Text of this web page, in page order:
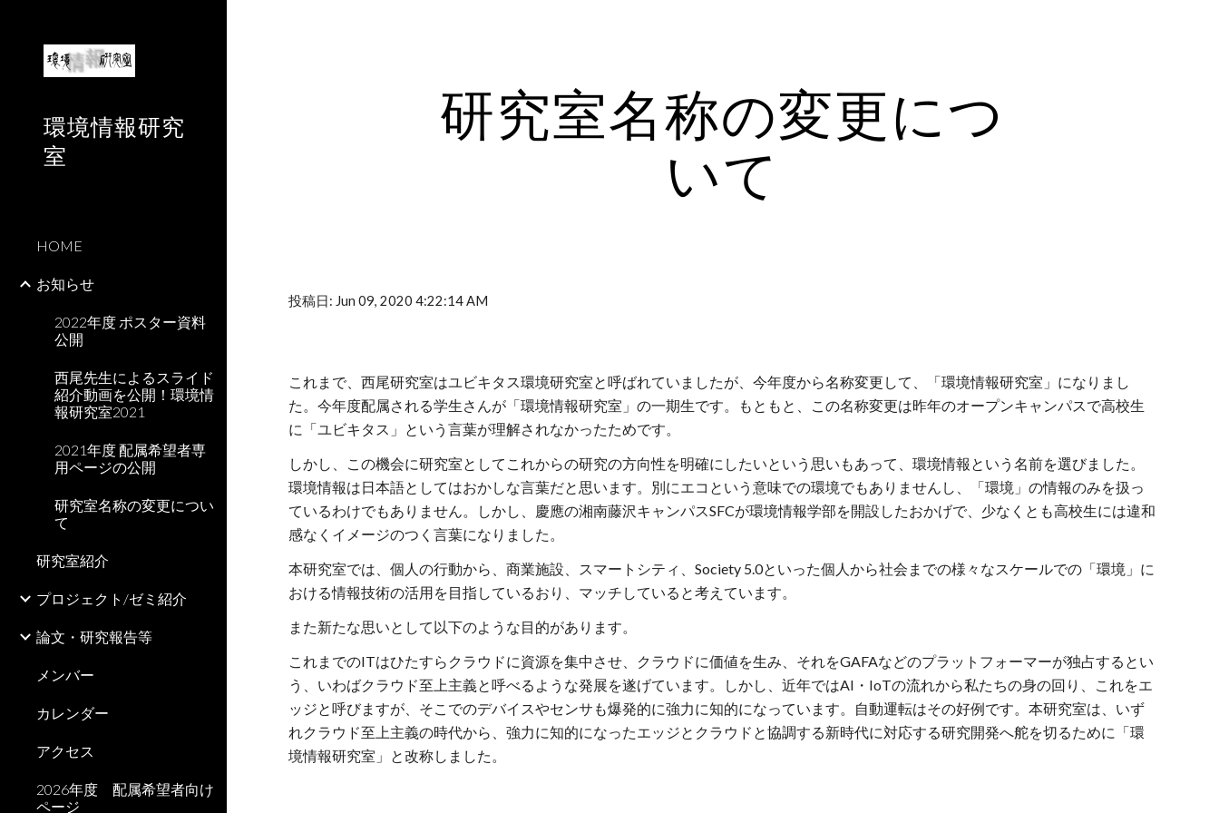
環境情報研究
室
HOME
お知らせ
2022年度 ポスター資料
公開
西尾先生によるスライド
紹介動画を公開！環境情
報研究室2021
2021年度 配属希望者専
用ページの公開
研究室名称の変更につい
て
研究室紹介
プロジェクト/ゼミ紹介
論文・研究報告等
メンバー
カレンダー
アクセス
2026年度 配属希望者向け
ページ
研究室名称の変更につ
いて
投稿日: Jun 09, 2020 4:22:14 AM
これまで、西尾研究室はユビキタス環境研究室と呼ばれていましたが、今年度から名称変更して、「環境情報研究室」になりまし
た。今年度配属される学生さんが「環境情報研究室」の一期生です。もともと、この名称変更は昨年のオープンキャンパスで高校生
に「ユビキタス」という言葉が理解されなかったためです。
しかし、この機会に研究室としてこれからの研究の方向性を明確にしたいという思いもあって、環境情報という名前を選びました。
環境情報は日本語としてはおかしな言葉だと思います。別にエコという意味での環境でもありませんし、「環境」の情報のみを扱っ
ているわけでもありません。しかし、慶應の湘南藤沢キャンパスSFCが環境情報学部を開設したおかげで、少なくとも高校生には違和
感なくイメージのつく言葉になりました。
本研究室では、個人の行動から、商業施設、スマートシティ、Society 5.0といった個人から社会までの様々なスケールでの「環境」に
おける情報技術の活用を目指しているおり、マッチしていると考えています。
また新たな思いとして以下のような目的があります。
これまでのITはひたすらクラウドに資源を集中させ、クラウドに価値を生み、それをGAFAなどのプラットフォーマーが独占するとい
う、いわばクラウド至上主義と呼べるような発展を遂げています。しかし、近年ではAI・IoTの流れから私たちの身の回り、これをエ
ッジと呼びますが、そこでのデバイスやセンサも爆発的に強力に知的になっています。自動運転はその好例です。本研究室は、いず
れクラウド至上主義の時代から、強力に知的になったエッジとクラウドと協調する新時代に対応する研究開発へ舵を切るために「環
境情報研究室」と改称しました。